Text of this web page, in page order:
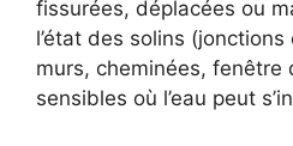
fissurées, déplacées ou
l’état des solins
murs, cheminées, fenêtre
sensibles où l’eau peut